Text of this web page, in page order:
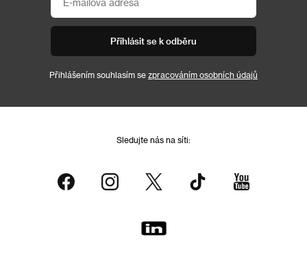
Přihlásit se k odběru
Přihlášením souhlasím se zpracováním osobních údajů
Sledujte nás na síti: